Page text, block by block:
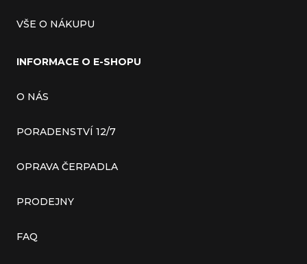
VŠE O NÁKUPU
INFORMACE O E-SHOPU
O NÁS
PORADENSTVÍ 12/7
OPRAVA ČERPADLA
PRODEJNY
FAQ